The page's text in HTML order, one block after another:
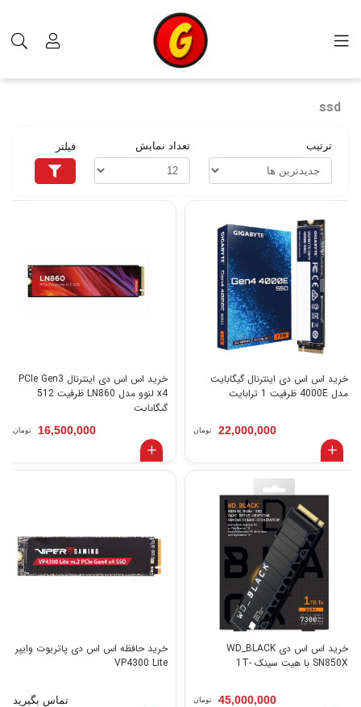
ssd
ترتیب تعداد نمایش فیلتر
خرید اس اس دی اینترنال گیگابایت
مدل 4000E ظرفیت 1 ترابایت
22,000,000 تومان
خرید اس اس دی اینترنال PCIe Gen3
x4 لنوو مدل LN860 ظرفیت 512
گیگابایت
16,500,000 تومان
خرید اس اس دی WD_BLACK
SN850X با هیت سینک -1T
45,000,000 تومان
خرید حافظه اس اس دی پاتریوت وایپر
VP4300 Lite
تماس بگیرید